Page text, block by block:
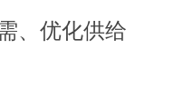
、优化供给